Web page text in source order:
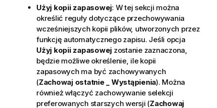
a
c
j
a
Użyj kopii zapasowej: W tej sekcji można
określić reguły dotyczące przechowywania
wcześniejszych kopii plików, utworzonych przez
funkcję automatycznego zapisu. Jeśli opcja
Użyj kopii zapasowej zostanie zaznaczona,
będzie możliwe określenie, ile kopii
zapasowych ma być zachowywanych
(Zachowaj ostatnie _ Wystąpienia). Można
również włączyć zachowywanie selekcji
preferowanych starszych wersji (Zachowaj